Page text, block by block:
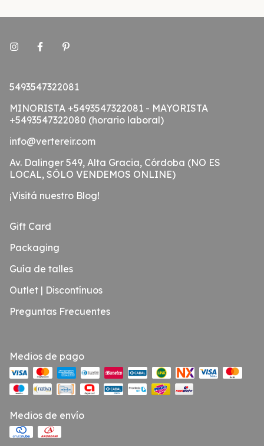
5493547322081
MINORISTA +5493547322081 - MAYORISTA
+5493547322080 (horario laboral)
info@vertereir.com
Av. Dalinger 549, Alta Gracia, Córdoba (NO ES
LOCAL, SÓLO VENDEMOS ONLINE)
¡Visitá nuestro Blog!
Gift Card
Packaging
Guía de talles
Outlet | Discontínuos
Preguntas Frecuentes
Medios de pago
Medios de envío